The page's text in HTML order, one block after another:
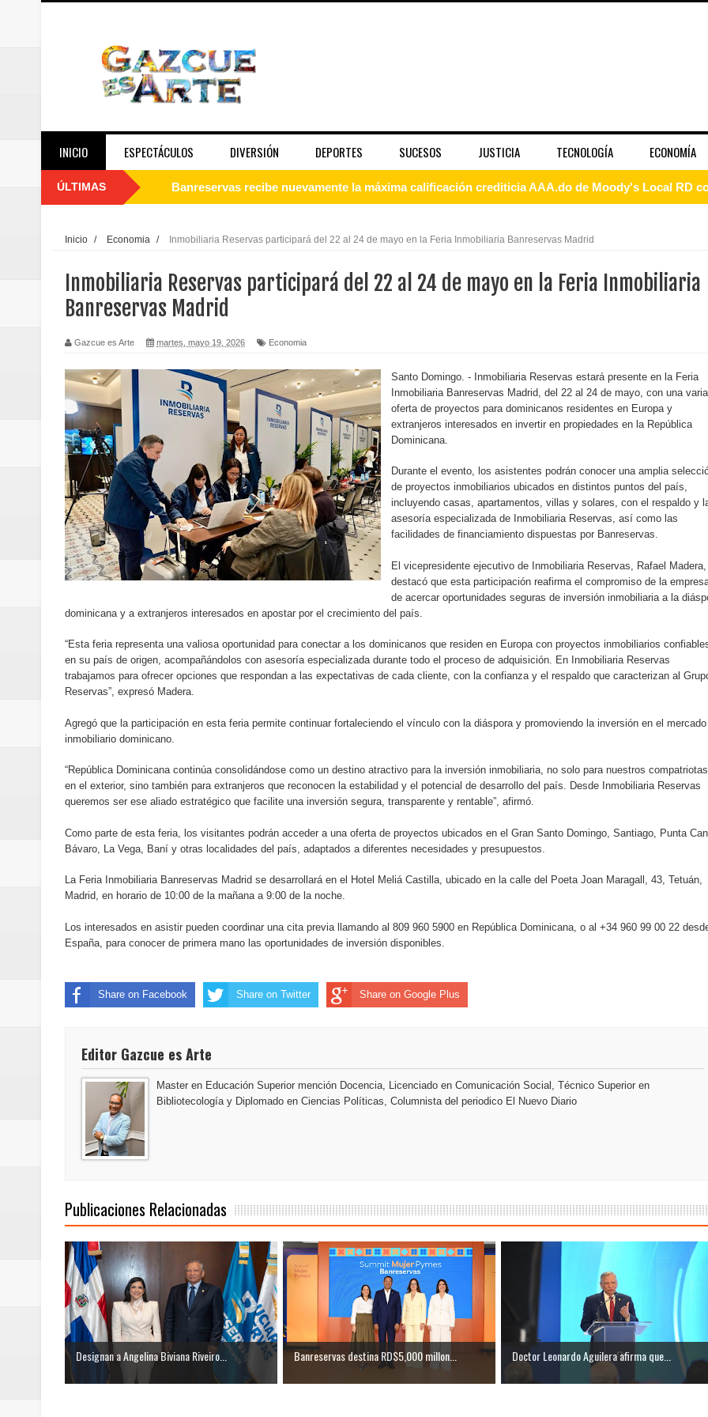
INICIO ESPECTÁCULOS DIVERSIÓN DEPORTES SUCESOS JUSTICIA TECNOLOGÍA ECONOMÍA
ÚLTIMAS Juan Luis Guerra se acompaña del coro “Más que Vencedores” y nos regala el “Canto a la
Embajada dominicana en Francia y Banreservas lanzan convocatoria para residencias artísticas
Pavel Núñez y su Bipolarband deslumbran con una noche de fusiones e invitados de lujo en el
“Los Rechazados 2” llega a los cines impulsada por la franquicia dominicana más taquillera del
Designan a Angelina Biviana Riveiro como vicepresidenta ejecutiva de Fiduciaria Reservas
Humano Seguros inaugura nueva localidad de Oficina Regional Este en La Romana
Banreservas destina RD$5,000 millones para emprendedoras en la segunda edición del Summit
Sexappeal celebra 25 años de trayectoria artística con nuevo álbum, renovación de su equipo y
conmemorativos
Maridalia Hernández y El Canario se unen al regreso de Pavel Núñez y su “Bipolarband” a Hard
Domingo
Doctor Leonardo Aguilera afirma que Banreservas seguirá impulsando la seguridad alimentaria
del mapa del hambre
Banreservas inaugura oficina en el Centro de Retención de Vehículos de Pedro Brand
SEPROI obtiene certificación ISO 37001 y se convierte en la primera empresa del sector con
Humano Seguros transforma la emisión de pólizas con Inteligencia Artificial y reduce el proceso
minutos
la batuta del maestro José Antonio Molina
Inicio / Economia / Inmobiliaria Reservas participará del 22 al 24 de mayo en la Feria Inmobiliaria Banreservas Madrid
Inmobiliaria Reservas participará del 22 al 24 de mayo en la Feria Inmobiliaria
Banreservas Madrid
Gazcue es Arte martes, mayo 19, 2026 Economia
Santo Domingo. - Inmobiliaria Reservas estará presente en la Feria
Inmobiliaria Banreservas Madrid, del 22 al 24 de mayo, con una
oferta de proyectos para dominicanos residentes en Europa y
extranjeros interesados en invertir en propiedades en la República
Dominicana.
Durante el evento, los asistentes podrán conocer una amplia
de proyectos inmobiliarios ubicados en distintos puntos del país,
incluyendo casas, apartamentos, villas y solares, con el respaldo y
asesoría especializada de Inmobiliaria Reservas, así como las
facilidades de financiamiento dispuestas por Banreservas.
El vicepresidente ejecutivo de Inmobiliaria Reservas, Rafael Madera,
destacó que esta participación reafirma el compromiso de la
de acercar oportunidades seguras de inversión inmobiliaria a la
dominicana y a extranjeros interesados en apostar por el crecimiento del país.
“Esta feria representa una valiosa oportunidad para conectar a los dominicanos que residen en Europa con proyectos inmobiliarios
en su país de origen, acompañándolos con asesoría especializada durante todo el proceso de adquisición. En Inmobiliaria Reservas
trabajamos para ofrecer opciones que respondan a las expectativas de cada cliente, con la confianza y el respaldo que caracterizan al
Reservas”, expresó Madera.
Agregó que la participación en esta feria permite continuar fortaleciendo el vínculo con la diáspora y promoviendo la inversión en el mercado
inmobiliario dominicano.
“República Dominicana continúa consolidándose como un destino atractivo para la inversión inmobiliaria, no solo para nuestros compatriotas
en el exterior, sino también para extranjeros que reconocen la estabilidad y el potencial de desarrollo del país. Desde Inmobiliaria Reservas
queremos ser ese aliado estratégico que facilite una inversión segura, transparente y rentable”, afirmó.
Como parte de esta feria, los visitantes podrán acceder a una oferta de proyectos ubicados en el Gran Santo Domingo, Santiago, Punta
Bávaro, La Vega, Baní y otras localidades del país, adaptados a diferentes necesidades y presupuestos.
La Feria Inmobiliaria Banreservas Madrid se desarrollará en el Hotel Meliá Castilla, ubicado en la calle del Poeta Joan Maragall, 43, Tetuán,
Madrid, en horario de 10:00 de la mañana a 9:00 de la noche.
Los interesados en asistir pueden coordinar una cita previa llamando al 809 960 5900 en República Dominicana, o al +34 960 99 00 22
España, para conocer de primera mano las oportunidades de inversión disponibles.
Share on Facebook Share on Twitter Share on Google Plus
Editor Gazcue es Arte
Master en Educación Superior mención Docencia, Licenciado en Comunicación Social, Técnico Superior en
Bibliotecología y Diplomado en Ciencias Políticas, Columnista del periodico El Nuevo Diario
Publicaciones Relacionadas
Designan a Angelina Biviana Riveiro... Banreservas destina RD$5,000 millon... Doctor Leonardo Aguilera afirma que...